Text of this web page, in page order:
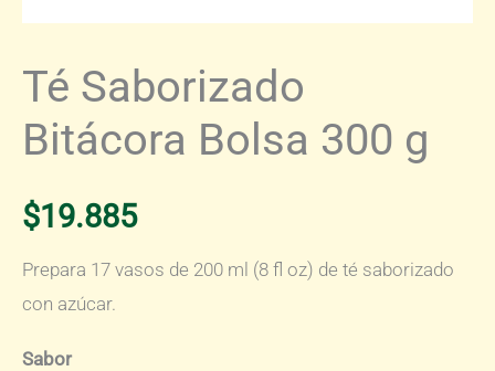
Té Saborizado
Bitácora Bolsa 300 g
$19.885
Prepara 17 vasos de 200 ml (8 fl oz) de té saborizado
con azúcar.
Sabor